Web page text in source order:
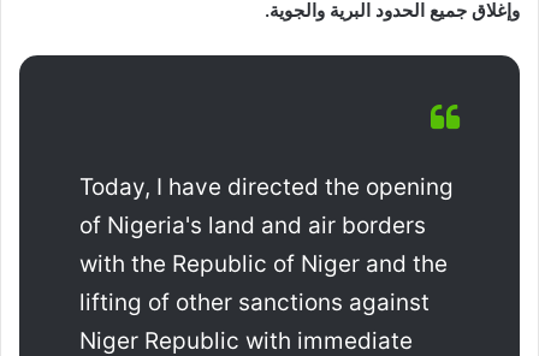
وإغلاق جميع الحدود البرية والجوية.
Today, I have directed the opening
of Nigeria's land and air borders
with the Republic of Niger and the
lifting of other sanctions against
Niger Republic with immediate